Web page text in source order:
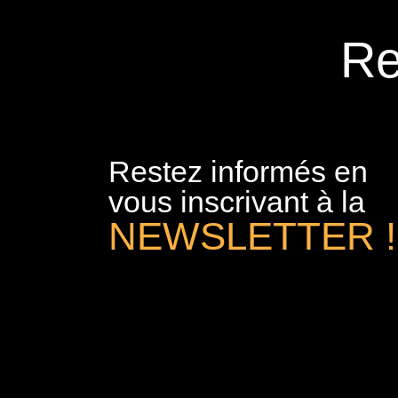
Restez informés en
vous inscrivant à la
NEWSLETTER !